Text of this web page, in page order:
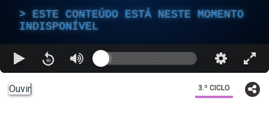
ESTE CONTEÚDO ESTÁ NESTE MOMENTO
INDISPONÍVEL
Ouvir 3.º CICLO